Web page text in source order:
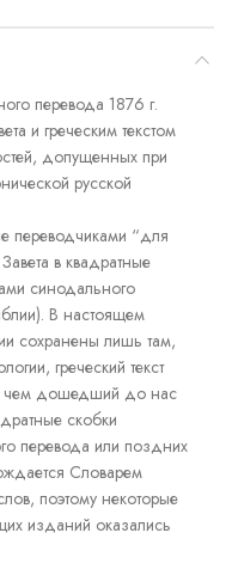
перевода 1876 г.
и греческим текстом
допущенных при
русской
переводчиками “для
в квадратные
синодального
В настоящем
сохранены лишь там,
греческий текст
чем дошедший до нас
скобки
перевода или поздних
Словарем
поэтому некоторые
изданий оказались